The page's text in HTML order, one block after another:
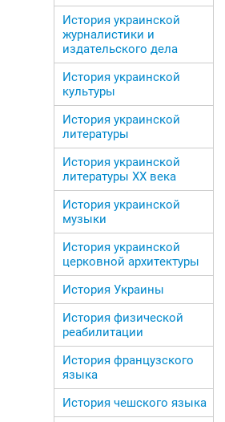
История украинской
журналистики и
издательского дела
История украинской
культуры
История украинской
литературы
История украинской
литературы ХХ века
История украинской
музыки
История украинской
церковной архитектуры
История Украины
История физической
реабилитации
История французского
языка
История чешского языка